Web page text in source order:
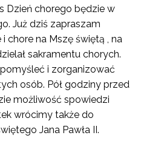
Dzień chorego będzie w
Już dziś zapraszam
chore na Mszę świętą , na
sakramentu chorych.
i zorganizować
osób. Pół godziny przed
możliwość spowiedzi
wrócimy także do
Jana Pawła II.